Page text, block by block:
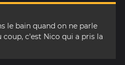
le bain quand on ne parle
coup, c'est Nico qui a pris la